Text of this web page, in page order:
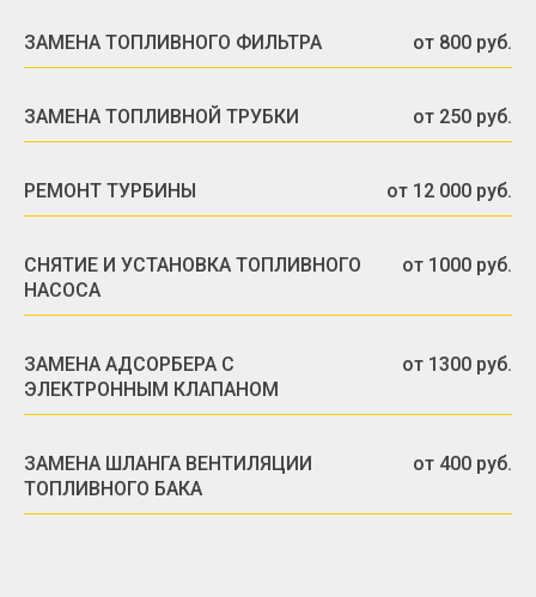
ЗАМЕНА ТОПЛИВНОГО ФИЛЬТРА от 800 руб.
ЗАМЕНА ТОПЛИВНОЙ ТРУБКИ от 250 руб.
РЕМОНТ ТУРБИНЫ от 12 000 руб.
СНЯТИЕ И УСТАНОВКА ТОПЛИВНОГО
НАСОСА
от 1000 руб.
ЗАМЕНА АДСОРБЕРА С
ЭЛЕКТРОННЫМ КЛАПАНОМ
от 1300 руб.
ЗАМЕНА ШЛАНГА ВЕНТИЛЯЦИИ
ТОПЛИВНОГО БАКА
от 400 руб.